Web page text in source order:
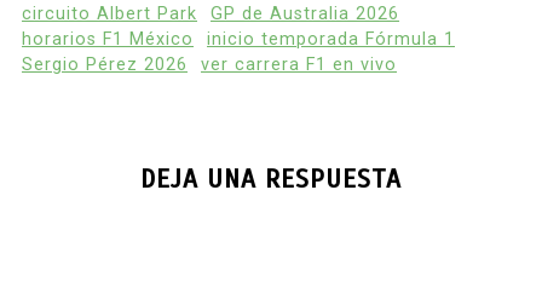
circuito Albert Park
GP de Australia 2026
horarios F1 México
inicio temporada Fórmula 1
Sergio Pérez 2026
ver carrera F1 en vivo
DEJA UNA RESPUESTA